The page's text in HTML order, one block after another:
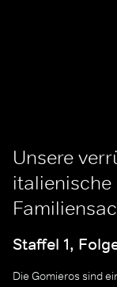
Unsere
italienische
Staffel 1,
Die Gomieros sind